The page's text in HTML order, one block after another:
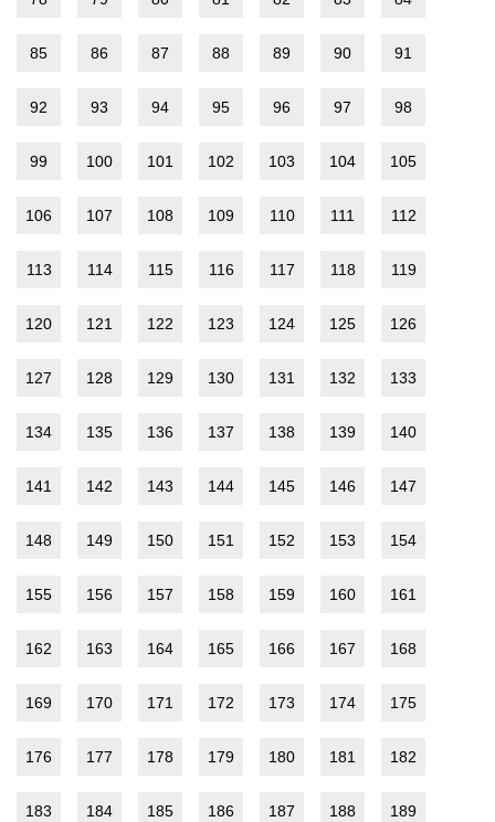
85 86 87 88 89 90 91
92 93 94 95 96 97 98
99 100 101 102 103 104 105
106 107 108 109 110 111 112
113 114 115 116 117 118 119
120 121 122 123 124 125 126
127 128 129 130 131 132 133
134 135 136 137 138 139 140
141 142 143 144 145 146 147
148 149 150 151 152 153 154
155 156 157 158 159 160 161
162 163 164 165 166 167 168
169 170 171 172 173 174 175
176 177 178 179 180 181 182
183 184 185 186 187 188 189